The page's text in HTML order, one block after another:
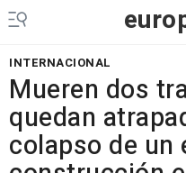
INTERNACIONAL
Mueren dos
quedan
colapso de un